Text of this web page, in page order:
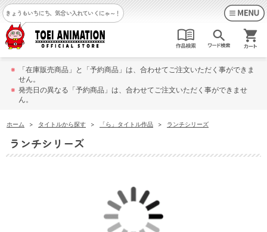
きょうもいちにち、気合い入れていくにゃ～！
※
「在庫販売商品」と「予約商品」は、合わせてご注文いただく事ができま
せん。
※ 発売日の異なる「予約商品」は、合わせてご注文いただく事ができませ
ん。
ホーム > タイトルから探す > 「ら」タイトル作品 > ランチシリーズ
ランチシリーズ